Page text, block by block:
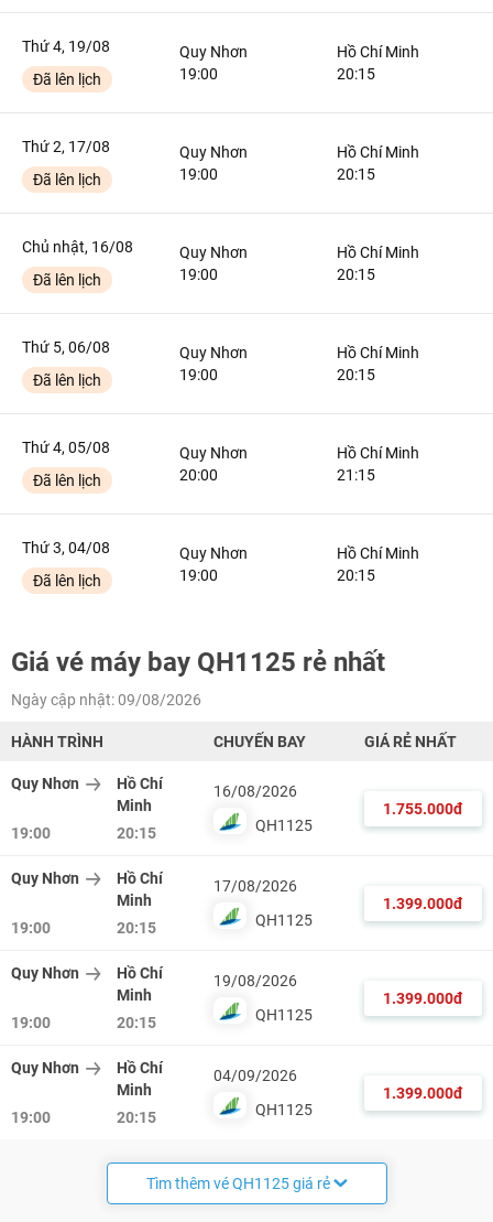
Thứ 4, 19/08
Đã lên lịch
Quy Nhơn
19:00
Hồ Chí Minh
20:15
Thứ 2, 17/08
Đã lên lịch
Quy Nhơn
19:00
Hồ Chí Minh
20:15
Chủ nhật, 16/08
Đã lên lịch
Quy Nhơn
19:00
Hồ Chí Minh
20:15
Thứ 5, 06/08
Đã lên lịch
Quy Nhơn
19:00
Hồ Chí Minh
20:15
Thứ 4, 05/08
Đã lên lịch
Quy Nhơn
20:00
Hồ Chí Minh
21:15
Thứ 3, 04/08
Đã lên lịch
Quy Nhơn
19:00
Hồ Chí Minh
20:15
Giá vé máy bay QH1125 rẻ nhất
Ngày cập nhật: 09/08/2026
HÀNH TRÌNH CHUYẾN BAY GIÁ RẺ NHẤT
Quy Nhơn
Hồ Chí
Minh
19:00
20:15
16/08/2026
QH1125
1.755.000đ
Quy Nhơn
Hồ Chí
Minh
19:00
20:15
17/08/2026
QH1125
1.399.000đ
Quy Nhơn
Hồ Chí
Minh
19:00
20:15
19/08/2026
QH1125
1.399.000đ
Quy Nhơn
Hồ Chí
Minh
19:00
20:15
04/09/2026
QH1125
1.399.000đ
Tìm thêm vé QH1125 giá rẻ